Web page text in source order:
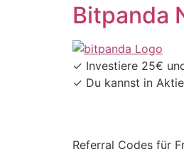
Bitpanda
✓ Investiere 25€
✓ Du kannst in
Referral Codes für